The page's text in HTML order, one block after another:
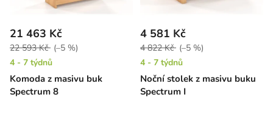
Komoda z masivu buk
Spectrum 8
21 463 Kč
22 593 Kč (–5 %)
4 - 7 týdnů
Noční stolek z masivu buku
Spectrum I
4 581 Kč
4 822 Kč (–5 %)
4 - 7 týdnů